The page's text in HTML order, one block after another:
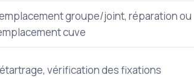
groupe/joint, réparation ou
cuve
vérification des fixations